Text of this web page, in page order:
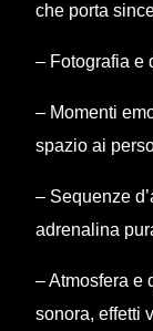
che porta
– Fotografia e
– Momenti
spazio ai
– Sequenze
adrenalina
– Atmosfera e
sonora, effetti